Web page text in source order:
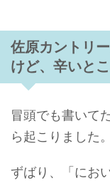
佐原カントリ
けど、辛いと
冒頭でも書いて
ら起こりました。
ずばり、「にお